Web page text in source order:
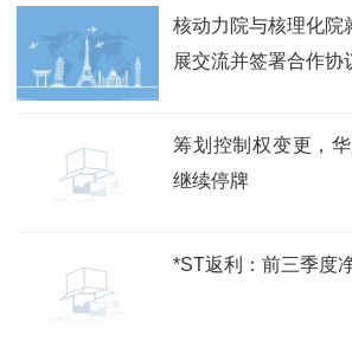
核动力院与核理化院
展交流并签署合作协
筹划控制权变更，
继续停牌
*ST返利：前三季度